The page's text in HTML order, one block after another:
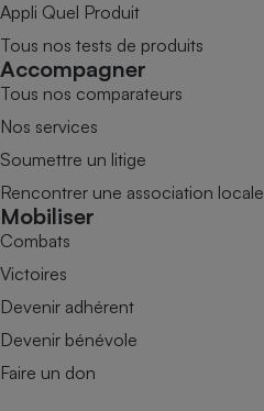
Appli Quel Produit
Tous nos tests de produits
Accompagner
Tous nos comparateurs
Nos services
Soumettre un litige
Rencontrer une association locale
Mobiliser
Combats
Victoires
Devenir adhérent
Devenir bénévole
Faire un don